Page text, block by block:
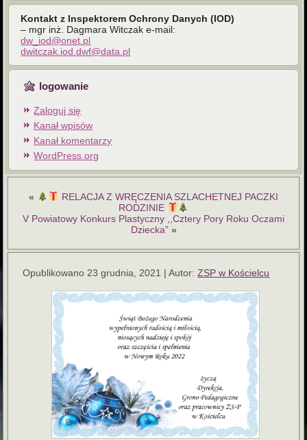
Kontakt z Inspektorem Ochrony Danych (IOD)
– mgr inż. Dagmara Witczak e-mail:
dw_iod@onet.pl
dwitczak.iod.dwf@data.pl
logowanie
Zaloguj się
Kanał wpisów
Kanał komentarzy
WordPress.org
«
RELACJA Z WRĘCZENIA SZLACHETNEJ PACZKI
RODZINIE
V Powiatowy Konkurs Plastyczny ,,Cztery Pory Roku Oczami
Dziecka”»
Opublikowano 23 grudnia, 2021 |Autor: ZSP w Kościelcu